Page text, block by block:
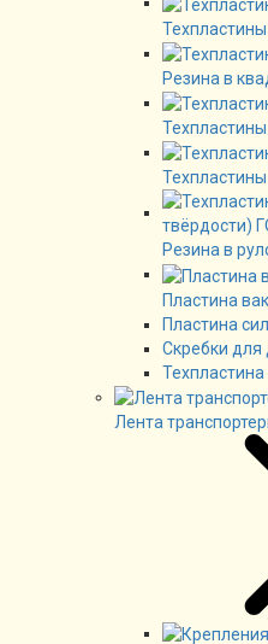
Резина в
Резина в
Пластина
Пластина
Скребки для
Лента